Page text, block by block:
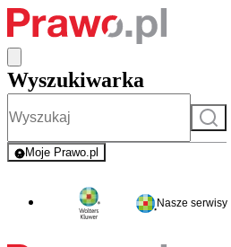
Wyszukiwarka
Szukaj
Moje Prawo.pl
- rejestracja i logowanie do serwisu
Nasze serwisy